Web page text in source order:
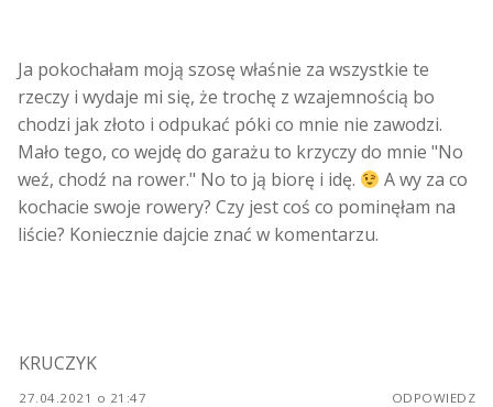
Ja pokochałam moją szosę właśnie za wszystkie te
rzeczy i wydaje mi się, że trochę z wzajemnością bo
chodzi jak złoto i odpukać póki co mnie nie zawodzi.
Mało tego, co wejdę do garażu to krzyczy do mnie "No
weź, chodź na rower." No to ją biorę i idę.
A wy za co
kochacie swoje rowery? Czy jest coś co pominęłam na
liście? Koniecznie dajcie znać w komentarzu.
KRUCZYK
27.04.2021 o 21:47 ODPOWIEDZ